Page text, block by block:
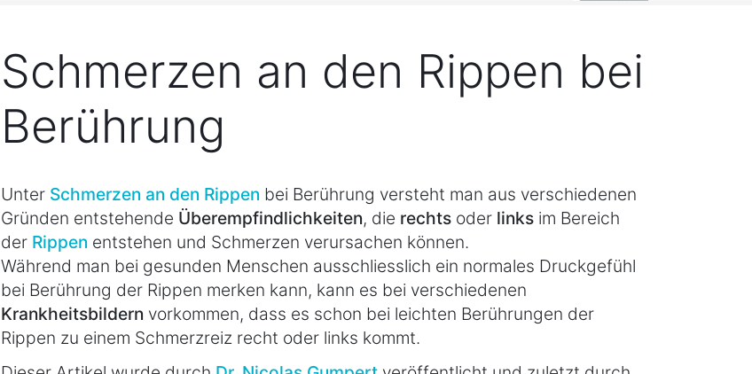
Schmerzen an den Rippen bei
Berührung
Unter Schmerzen an den Rippen bei Berührung versteht man aus verschiedenen
Gründen entstehende Überempfindlichkeiten, die rechts oder links im Bereich
der Rippen entstehen und Schmerzen verursachen können.
Während man bei gesunden Menschen ausschliesslich ein normales Druckgefühl
bei Berührung der Rippen merken kann, kann es bei verschiedenen
Krankheitsbildern vorkommen, dass es schon bei leichten Berührungen der
Rippen zu einem Schmerzreiz recht oder links kommt.